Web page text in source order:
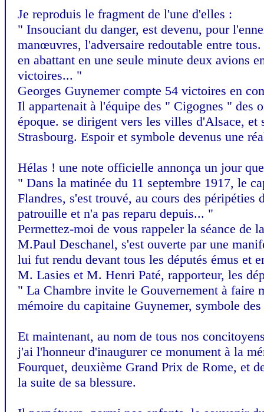
Je reproduis le fragment de l'une d'elles :
" Insouciant du danger, est devenu, pour
manœuvres, l'adversaire redoutable entre
en abattant en une seule minute deux avions
victoires... "
Georges Guynemer compte 54 victoires en
Il appartenait à l'équipe des " Cigognes " des
époque. se dirigent vers les villes d'Alsace, et
Strasbourg. Espoir et symbole devenus une
Hélas ! une note officielle annonça un jour
" Dans la matinée du 11 septembre 1917, le
Flandres, s'est trouvé, au cours des péripéties
patrouille et n'a pas reparu depuis... "
Permettez-moi de vous rappeler la séance de
M.Paul Deschanel, s'est ouverte par une
lui fut rendu devant tous les députés émus et
M. Lasies et M. Henri Paté, rapporteur, les
" La Chambre invite le Gouvernement à faire
mémoire du capitaine Guynemer, symbole
Et maintenant, au nom de tous nos
j'ai l'honneur d'inaugurer ce monument à la
Fourquet, deuxième Grand Prix de Rome, et
la suite de sa blessure.